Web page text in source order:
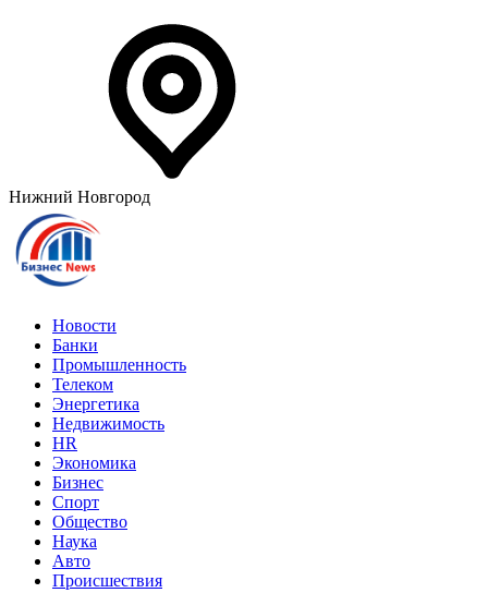
Нижний Новгород
Новости
Банки
Промышленность
Телеком
Энергетика
Недвижимость
HR
Экономика
Бизнес
Спорт
Общество
Наука
Авто
Происшествия